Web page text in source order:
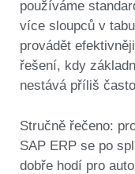
používáme
více sloupců v
provádět
řešení, kdy
nestává příliš
Stručně řečeno:
SAP ERP se po
dobře hodí pro